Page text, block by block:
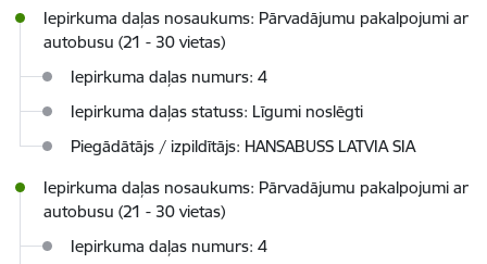
Iepirkuma daļas nosaukums: Pārvadājumu pakalpojumi ar
autobusu (21 - 30 vietas)
Iepirkuma daļas numurs: 4
Iepirkuma daļas statuss: Līgumi noslēgti
Piegādātājs / izpildītājs: HANSABUSS LATVIA SIA
Iepirkuma daļas nosaukums: Pārvadājumu pakalpojumi ar
autobusu (21 - 30 vietas)
Iepirkuma daļas numurs: 4